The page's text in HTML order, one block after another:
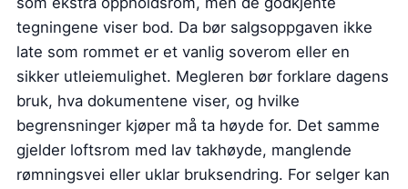
tegningene viser bod. Da bør salgsoppgaven ikke
late som rommet er et vanlig soverom eller en
sikker utleiemulighet. Megleren bør forklare dagens
bruk, hva dokumentene viser, og hvilke
begrensninger kjøper må ta høyde for. Det samme
gjelder loftsrom med lav takhøyde, manglende
rømningsvei eller uklar bruksendring. For selger kan